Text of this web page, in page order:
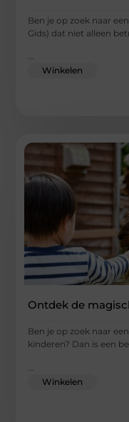
Ben je op zoek naar
Gids) dat niet alleen
...
Winkelen
Ontdek de
Ben je op zoek naar
kinderen? Dan is een
Winkelen